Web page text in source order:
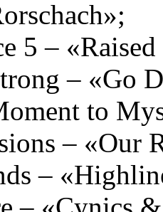
5 –
– «Go
to
– «Our
–